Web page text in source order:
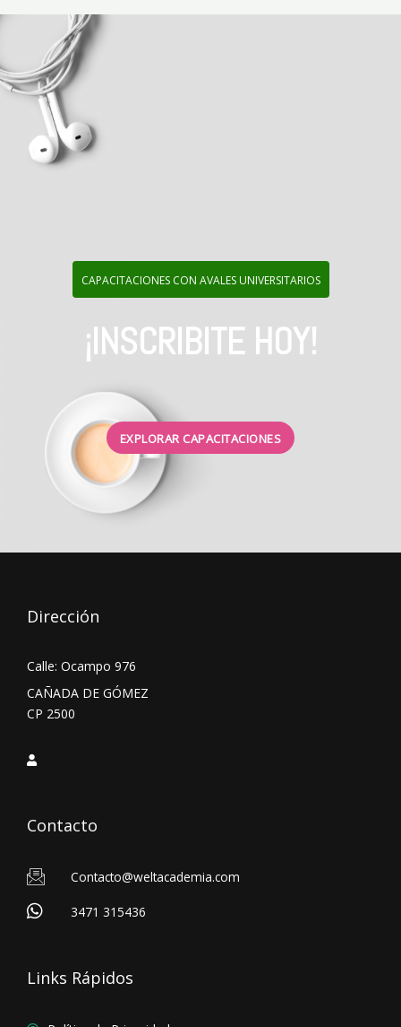
CAPACITACIONES CON AVALES UNIVERSITARIOS
¡INSCRIBITE HOY!
EXPLORAR CAPACITACIONES
Dirección
Calle: Ocampo 976
CAÑADA DE GÓMEZ
CP 2500
Contacto
Contacto@weltacademia.com
3471 315436
Links Rápidos